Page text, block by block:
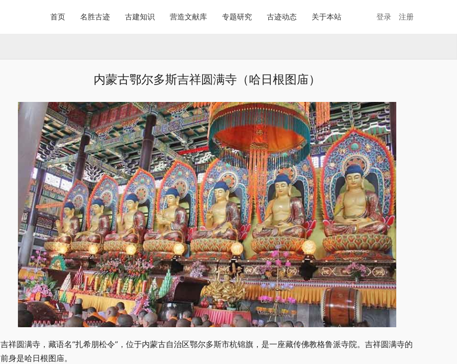
首页 名胜古迹 古建知识 营造文献库 专题研究 古迹动态 关于本站 登录 注册
内蒙古鄂尔多斯吉祥圆满寺（哈日根图庙）
吉祥圆满寺，藏语名“扎希朋松令”，位于内蒙古自治区鄂尔多斯市杭锦旗，是一座藏传佛教格鲁派寺院。吉祥圆满寺的
前身是哈日根图庙。